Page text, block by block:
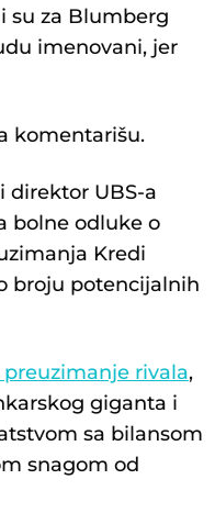
su za Blumberg
imenovani, jer
komentarišu.
direktor UBS-a
bolne odluke o
Kredi
broju potencijalnih
rivala,
giganta i
sa bilansom
snagom od